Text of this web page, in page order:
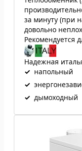
за минуту (при
довольно
Рекомендуется
Надежная
✓ напольный
✓
✓ дымоходный